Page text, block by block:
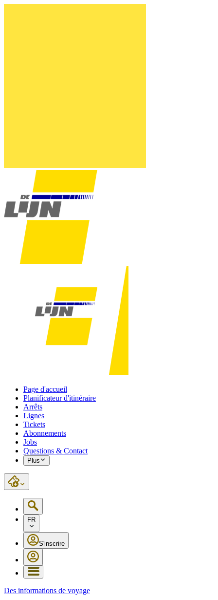
Page d'accueil
Planificateur d'itinéraire
Arrêts
Lignes
Tickets
Abonnements
Jobs
Questions & Contact
Plus
FR
S'inscrire
Des informations de voyage